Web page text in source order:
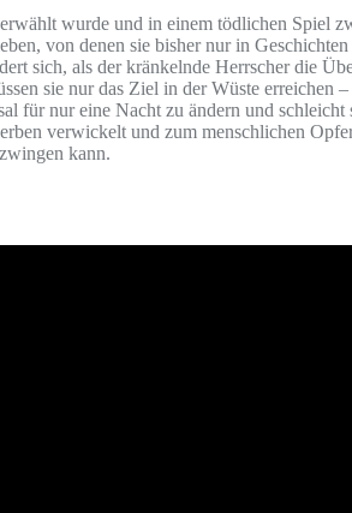
wurde und in einem tödlichen
von denen sie bisher nur in
sich, als der kränkelnde Herrscher die
sie nur das Ziel in der Wüste erreichen
nur eine Nacht zu ändern und
verwickelt und zum menschlichen
kann.